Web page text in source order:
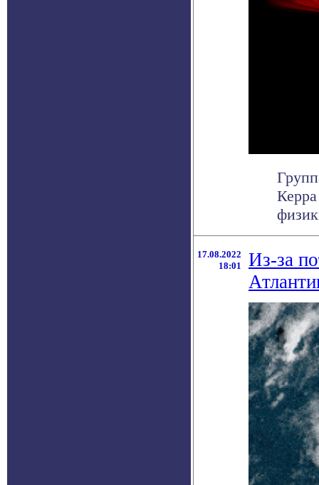
17.08.2022
18:01
Из-за